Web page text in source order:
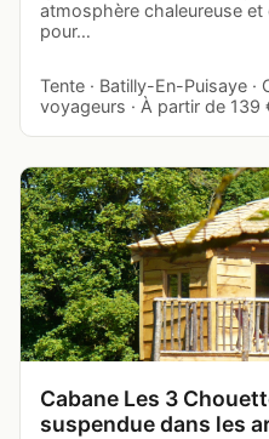
atmosphère chaleureuse
pour…
Tente · Batilly-En-Puisaye ·
voyageurs · À partir de 139
Cabane Les 3
suspendue dans les